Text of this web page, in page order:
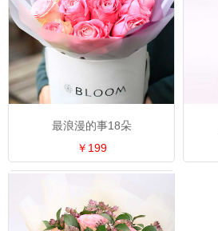
最浪漫的事18朵
￥199